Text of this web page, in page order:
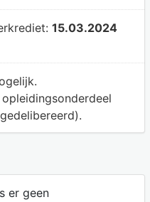
15.03.2024
er geen